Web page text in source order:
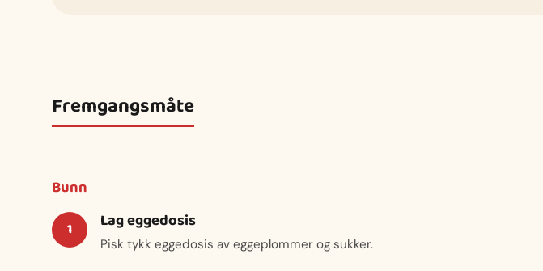
Fremgangsmåte
Bunn
Lag eggedosis
Pisk tykk eggedosis av eggeplommer og sukker.